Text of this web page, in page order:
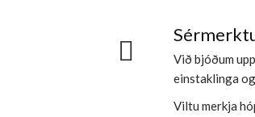
Við bjóðum
einstaklinga
Viltu merkja